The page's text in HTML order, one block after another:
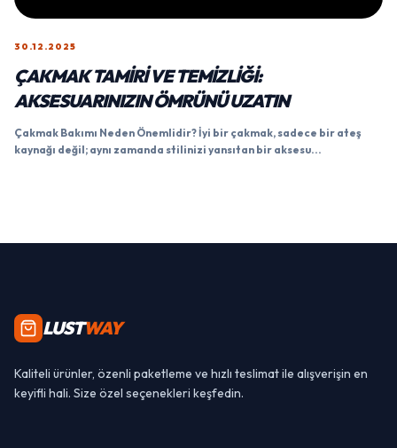
30.12.2025
ÇAKMAK TAMIRI VE TEMIZLIĞI:
AKSESUARINIZIN ÖMRÜNÜ UZATIN
Çakmak Bakımı Neden Önemlidir? İyi bir çakmak, sadece bir ateş
kaynağı değil; aynı zamanda stilinizi yansıtan bir aksesu...
LUSTWAY
Kaliteli ürünler, özenli paketleme ve hızlı teslimat ile alışverişin en
keyifli hali. Size özel seçenekleri keşfedin.